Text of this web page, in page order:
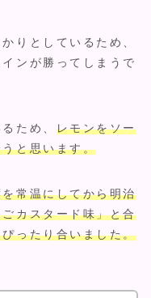
りとしているため、
ンが勝ってしまうで
ため、 レモンをソー
と思います。
を常温にしてから明治
カスタード味」と合
ったり合いました。